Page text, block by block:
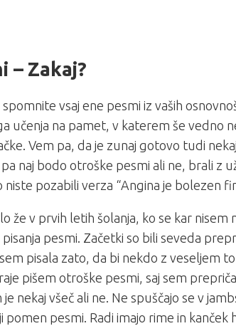
– Zakaj?
vsaj ene pesmi iz vaših
učenja na pamet, v katerem še vedno
Vem pa, da je zunaj gotovo tudi
naj bodo otroške pesmi ali ne, brali z
pozabili verza “Angina je bolezen
že v prvih letih šolanja, ko se kar nisem
pesmi. Začetki so bili seveda
pisala zato, da bi nekdo z veseljem
pišem otroške pesmi, saj sem
nekaj všeč ali ne. Ne spuščajo se v
pesmi. Radi imajo rime in kanček